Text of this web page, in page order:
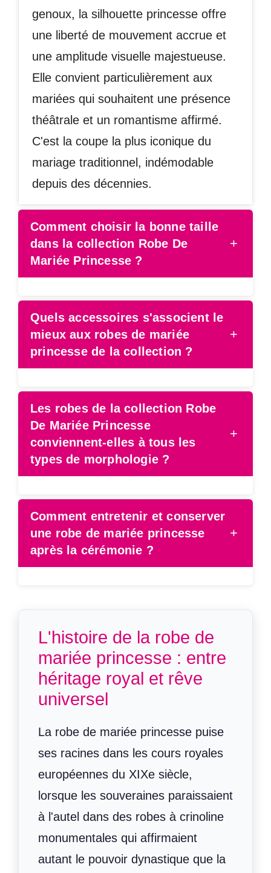
genoux, la silhouette princesse offre
une liberté de mouvement accrue et
une amplitude visuelle majestueuse.
Elle convient particulièrement aux
mariées qui souhaitent une présence
théâtrale et un romantisme affirmé.
C'est la coupe la plus iconique du
mariage traditionnel, indémodable
depuis des décennies.
Comment choisir la bonne taille
dans la collection Robe De
Mariée Princesse ?
+
Quels accessoires s'associent le
mieux aux robes de mariée
princesse de la collection ?
+
Les robes de la collection Robe
De Mariée Princesse
conviennent-elles à tous les
types de morphologie ?
+
Comment entretenir et conserver
une robe de mariée princesse
après la cérémonie ?
+
L'histoire de la robe de
mariée princesse : entre
héritage royal et rêve
universel
La robe de mariée princesse puise
ses racines dans les cours royales
européennes du XIXe siècle,
lorsque les souveraines paraissaient
à l'autel dans des robes à crinoline
monumentales qui affirmaient
autant le pouvoir dynastique que la